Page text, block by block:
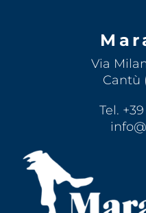
Via
Cantù
Tel. +39